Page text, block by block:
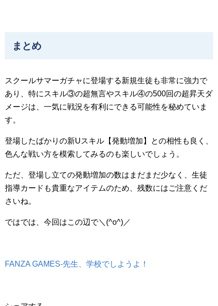
まとめ
スクールサマーガチャに登場する新規生徒も非常に強力で
あり、特にスキル③の超無言やスキル④の500回の超昇天ダ
メージは、一気に戦況を有利にできる可能性を秘めていま
す。
登場したばかりの新Uスキル【発動増加】との相性も良く、
色んな戦い方を模索してみるのも楽しいでしょう。
ただ、登場し立ての発動増加の数はまだまだ少なく、生徒
指導カードも貴重なアイテムのため、残数にはご注意くだ
さいね。
ではでは、今回はこの辺で＼(^o^)／
FANZA GAMES-先生、学校でしようよ！